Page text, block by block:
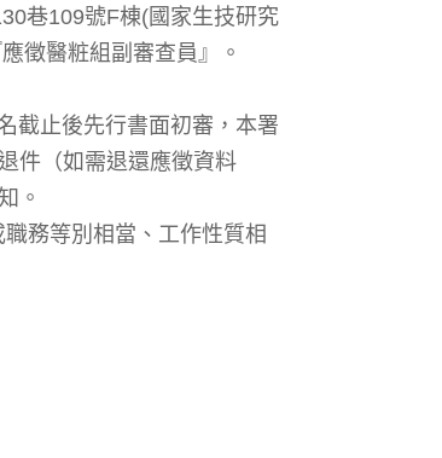
巷109號F棟(國家生技研究
徵醫粧組副審查員』。
截止後先行書面初審，本署
件（如需退還應徵資料
。
務等別相當、工作性質相